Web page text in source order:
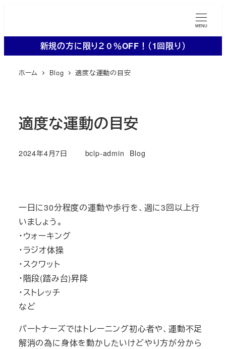
ン
コ
MENU
新規の方に限り２０％OFF！（1回限り）
ホーム Blog 適度な運動の目安
適度な運動の目安
投稿日
2024年4月7日 bclp-admin カテゴリー
Blog
一日に30分程度の運動や歩行を、週に3回以上行
いましょう。
・ウォーキング
・ラジオ体操
・スクワット
・階段(踏み台)昇降
・ストレッチ
など
パートナーズではトレーニング初心者や、運動不足
解消の為に身体を動かしたいけどやり方が分から